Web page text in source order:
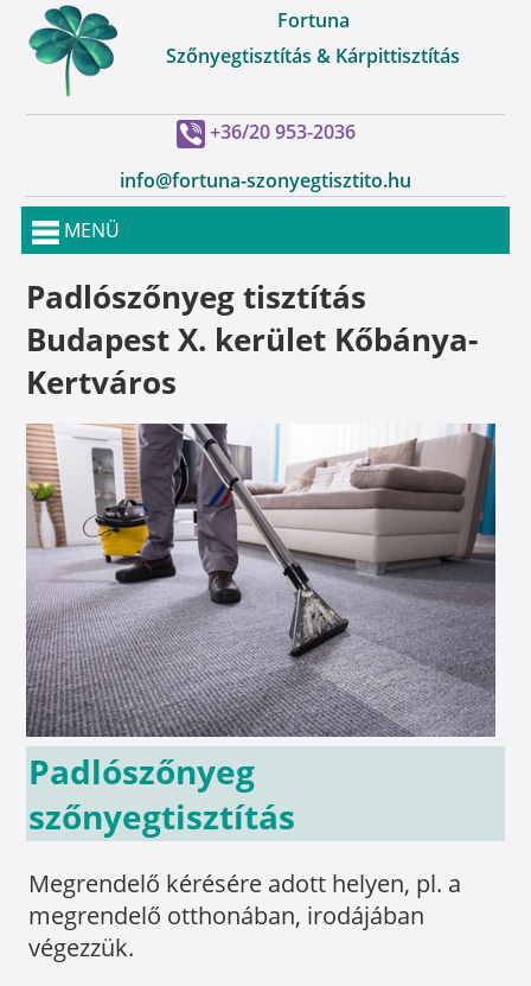
Fortuna
Szőnyegtisztítás & Kárpittisztítás
+36/20 953-2036
info@fortuna-szonyegtisztito.hu
MENÜ
Padlószőnyeg tisztítás
Budapest X. kerület Kőbánya-
Kertváros
Padlószőnyeg
szőnyegtisztítás
Megrendelő kérésére adott helyen, pl. a
megrendelő otthonában, irodájában
végezzük.